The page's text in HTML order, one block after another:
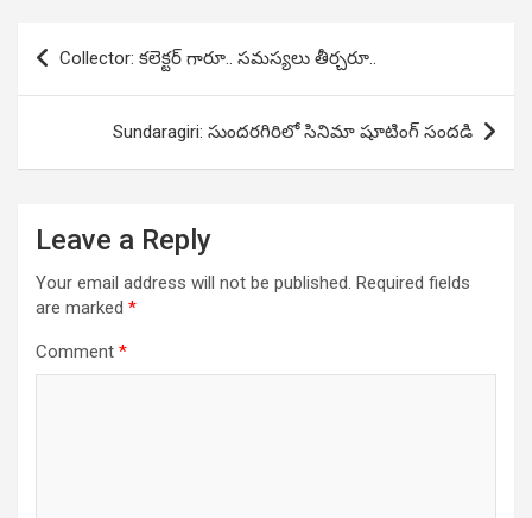
Post
navigation
Collector: కలెక్టర్ గారూ.. సమస్యలు తీర్చరూ..
Sundaragiri: సుందరగిరిలో సినిమా షూటింగ్ సందడి
Leave a Reply
Your email address will not be published. Required fields
are marked *
Comment *